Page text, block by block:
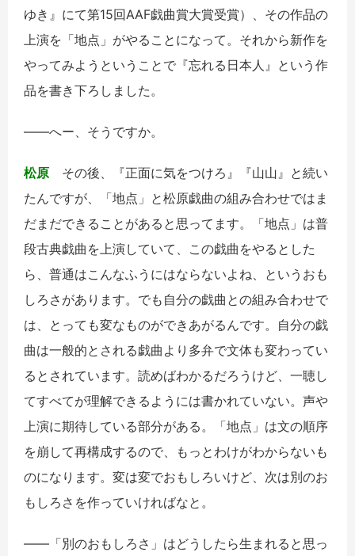
ゆき』にて第15回AAF戯曲賞大賞受賞）、その作品の
上演を「地点」がやることになって。それから新作を
やってみようということで『忘れる日本人』という作
品を書き下ろしました。
――へー、そうですか。
松原 その後、『正面に気をつけろ』『山山』と続い
たんですが、「地点」と松原戯曲の組み合わせではま
だまだできることがあると思ってます。「地点」は普
段古典戯曲を上演していて、この戯曲をやるとした
ら、普通はこんなふうにはならないよね、というおも
しろさがあります。でも自分の戯曲との組み合わせで
は、とっても変なものができあがるんです。自分の戯
曲は一般的とされる戯曲より多弁で文体も変わってい
るとされています。読めばわかるだろうけど、一聴し
てすべてが理解できるようには書かれていない。声や
上演に期待している部分がある。「地点」は文の順序
を崩して再構成するので、もっとわけがわからないも
のになります。変は変でおもしろいけど、次は別のお
もしろさを作っていければなと。
――「別のおもしろさ」はどうしたら生まれると思っ